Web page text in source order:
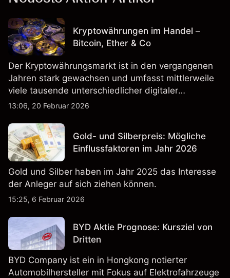
Kryptowährungen im Handel –
Bitcoin, Ether & Co
Der Kryptowährungsmarkt ist in den vergangenen
Jahren stark gewachsen und umfasst mittlerweile
viele tausende unterschiedlicher digitaler
Währungen.
13:06, 20 Februar 2026
Gold- und Silberpreis: Mögliche
Einflussfaktoren im Jahr 2026
Gold und Silber haben im Jahr 2025 das Interesse
der Anleger auf sich ziehen können.
15:25, 6 Februar 2026
BYD Aktie Prognose: Kursziel von
Dritten
BYD Company ist ein in Hongkong notierter
Automobilhersteller mit Fokus auf Elektrofahrzeuge